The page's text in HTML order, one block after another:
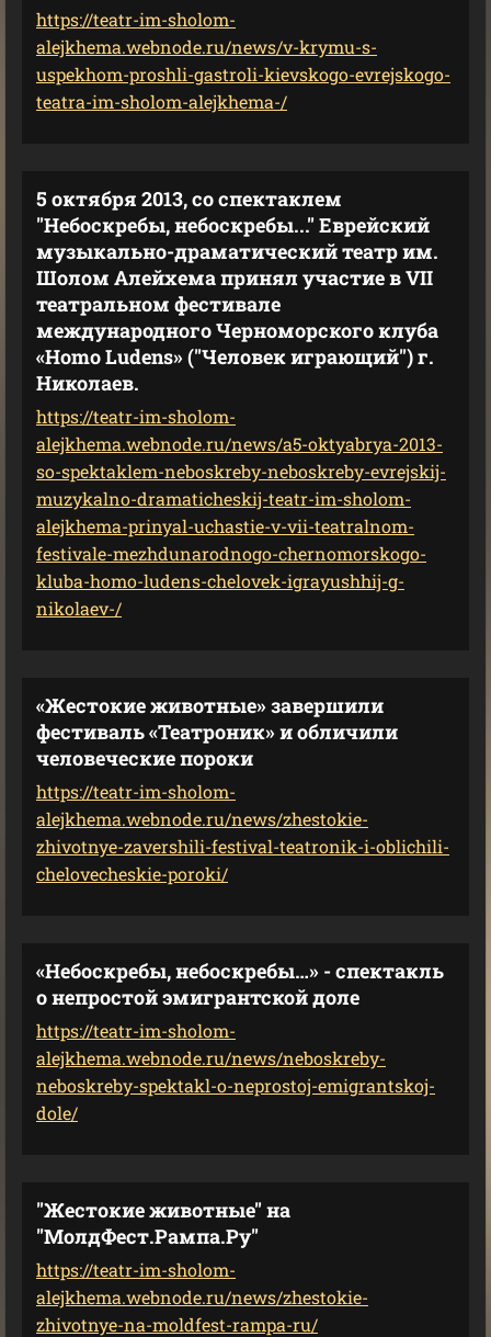
https://teatr-im-sholom-
alejkhema.webnode.ru/news/v-krymu-s-
uspekhom-proshli-gastroli-kievskogo-evrejskogo-
teatra-im-sholom-alejkhema-/
5 октября 2013, со спектаклем
"Небоскребы, небоскребы..." Еврейский
музыкально-драматический театр им.
Шолом Алейхема принял участие в VII
театральном фестивале
международного Черноморского клуба
«Homo Ludens» ("Человек играющий") г.
Николаев.
https://teatr-im-sholom-
alejkhema.webnode.ru/news/a5-oktyabrya-2013-
so-spektaklem-neboskreby-neboskreby-evrejskij-
muzykalno-dramaticheskij-teatr-im-sholom-
alejkhema-prinyal-uchastie-v-vii-teatralnom-
festivale-mezhdunarodnogo-chernomorskogo-
kluba-homo-ludens-chelovek-igrayushhij-g-
nikolaev-/
«Жестокие животные» завершили
фестиваль «Театроник» и обличили
человеческие пороки
https://teatr-im-sholom-
alejkhema.webnode.ru/news/zhestokie-
zhivotnye-zavershili-festival-teatronik-i-oblichili-
chelovecheskie-poroki/
«Небоскребы, небоскребы…» - спектакль
о непростой эмигрантской доле
https://teatr-im-sholom-
alejkhema.webnode.ru/news/neboskreby-
neboskreby-spektakl-o-neprostoj-emigrantskoj-
dole/
"Жестокие животные" на
"МолдФест.Рампа.Ру"
https://teatr-im-sholom-
alejkhema.webnode.ru/news/zhestokie-
zhivotnye-na-moldfest-rampa-ru/